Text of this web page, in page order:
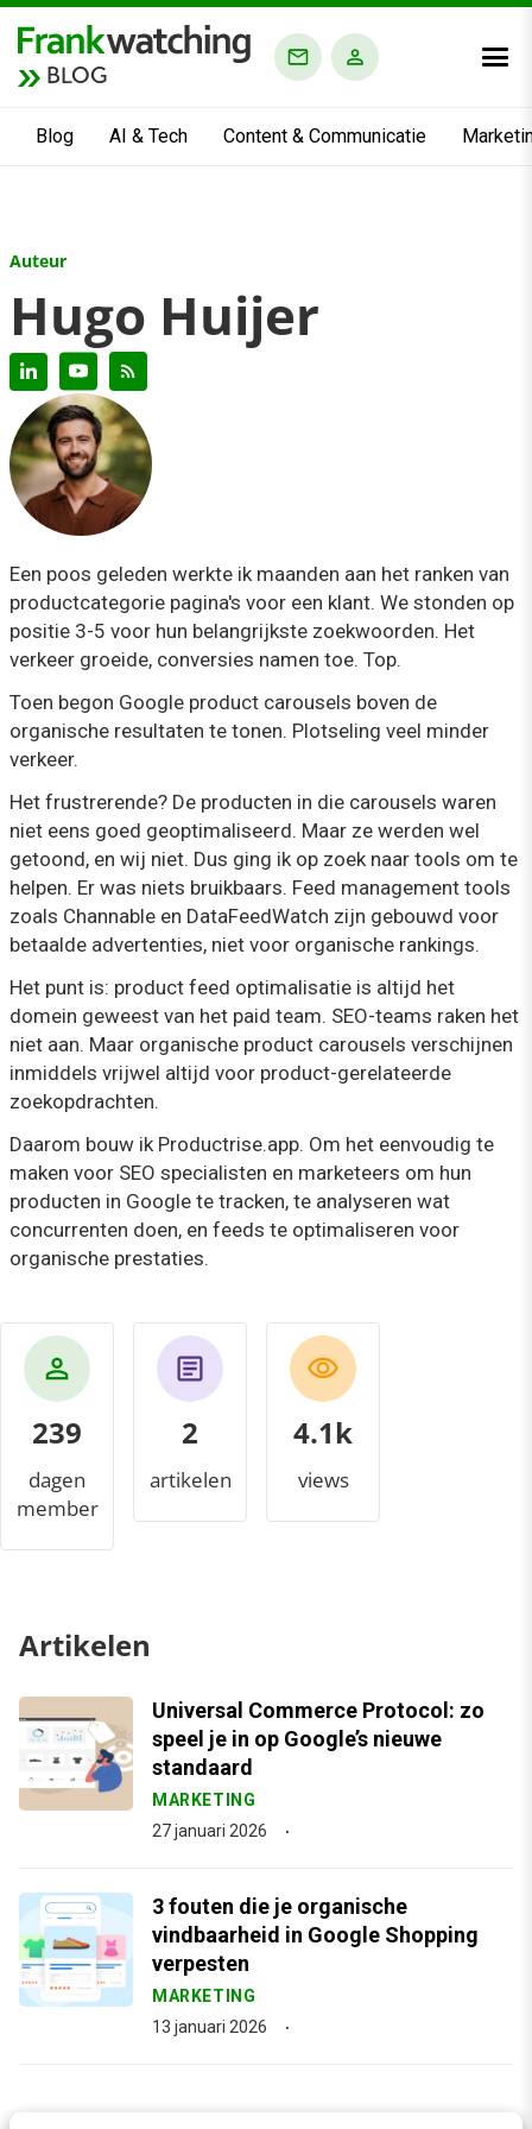
BLOG
Blog AI & Tech Content & Communicatie
Auteur
Hugo Huijer
Een poos geleden werkte ik maanden aan het ranken van
productcategorie pagina's voor een klant. We stonden op
positie 3-5 voor hun belangrijkste zoekwoorden. Het
verkeer groeide, conversies namen toe. Top.
Toen begon Google product carousels boven de
organische resultaten te tonen. Plotseling veel minder
verkeer.
Het frustrerende? De producten in die carousels waren
niet eens goed geoptimaliseerd. Maar ze werden wel
getoond, en wij niet. Dus ging ik op zoek naar tools om te
helpen. Er was niets bruikbaars. Feed management tools
zoals Channable en DataFeedWatch zijn gebouwd voor
betaalde advertenties, niet voor organische rankings.
Het punt is: product feed optimalisatie is altijd het
domein geweest van het paid team. SEO-teams raken het
niet aan. Maar organische product carousels verschijnen
inmiddels vrijwel altijd voor product-gerelateerde
zoekopdrachten.
Daarom bouw ik Productrise.app. Om het eenvoudig te
maken voor SEO specialisten en marketeers om hun
producten in Google te tracken, te analyseren wat
concurrenten doen, en feeds te optimaliseren voor
organische prestaties.
239
dagen
member
2
artikelen
4.2k
views
Artikelen
Universal Commerce Protocol: zo
speel je in op Google’s nieuwe
standaard
MARKETING
27 januari 2026
3 fouten die je organische
vindbaarheid in Google Shopping
verpesten
MARKETING
13 januari 2026